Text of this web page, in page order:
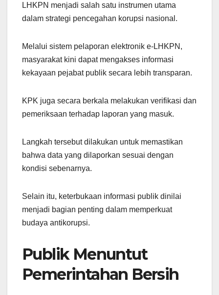
LHKPN menjadi salah satu instrumen utama
dalam strategi pencegahan korupsi nasional.
Melalui sistem pelaporan elektronik e-LHKPN,
masyarakat kini dapat mengakses informasi
kekayaan pejabat publik secara lebih transparan.
KPK juga secara berkala melakukan verifikasi dan
pemeriksaan terhadap laporan yang masuk.
Langkah tersebut dilakukan untuk memastikan
bahwa data yang dilaporkan sesuai dengan
kondisi sebenarnya.
Selain itu, keterbukaan informasi publik dinilai
menjadi bagian penting dalam memperkuat
budaya antikorupsi.
Publik Menuntut
Pemerintahan Bersih